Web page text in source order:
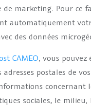
de marketing. Pour ce
automatiquement
des données
CAMEO, vous pouvez
postales de
concernant
sociales, le